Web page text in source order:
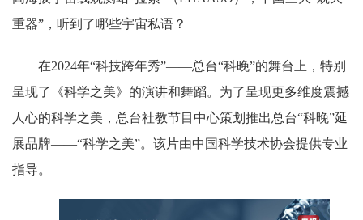
重器”，听到了哪些宇宙私语？
在2024年“科技跨年秀”——总台“科晚”的舞台上，特别
呈现了《科学之美》的演讲和舞蹈。为了呈现更多维度震撼
人心的科学之美，总台社教节目中心策划推出总台“科晚”延
展品牌——“科学之美”。该片由中国科学技术协会提供专业
指导。